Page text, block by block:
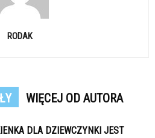
RODAK
WIĘCEJ OD AUTORA
DLA DZIEWCZYNKI JEST